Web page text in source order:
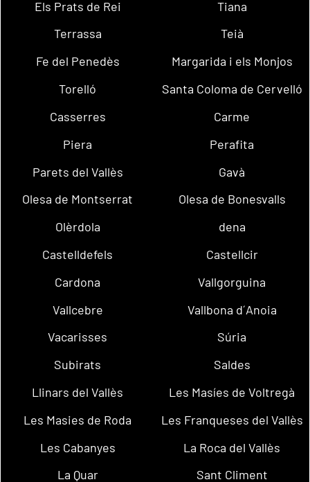
Els Prats de Rei
Tiana
Terrassa
Teià
Fe del Penedès
Margarida i els Monjos
Torelló
Santa Coloma de Cervelló
Casserres
Carme
Piera
Perafita
Parets del Vallès
Gavà
Olesa de Montserrat
Olesa de Bonesvalls
Olèrdola
dena
Castelldefels
Castellcir
Cardona
Vallgorguina
Vallcebre
Vallbona d´Anoia
Vacarisses
Súria
Subirats
Saldes
Llinars del Vallès
Les Masíes de Voltregà
Les Masies de Roda
Les Franqueses del Vallès
Les Cabanyes
La Roca del Vallès
La Quar
Sant Climent